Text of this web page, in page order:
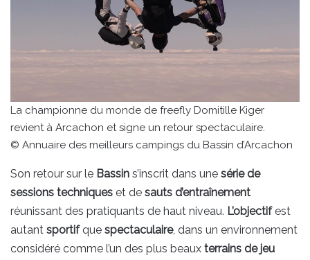
La championne du monde de freefly Domitille Kiger
revient à Arcachon et signe un retour spectaculaire.
© Annuaire des meilleurs campings du Bassin d’Arcachon
Son retour sur le Bassin s’inscrit dans une série de
sessions techniques et de sauts d’entraînement
réunissant des pratiquants de haut niveau. L’objectifest
autant sportifque spectaculaire, dans un environnement
considéré comme l’un des plus beaux terrains de jeu